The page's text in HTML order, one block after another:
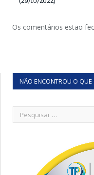
Os comentários estão
NÃO ENCONTROU O QUE